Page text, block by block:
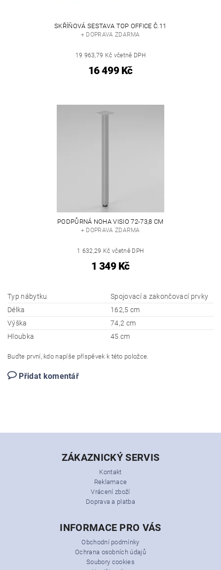
SKŘÍŇOVÁ SESTAVA TOP OFFICE Č.11
+ DOPRAVA ZDARMA
19 963,79 Kč včetně DPH
16 499 Kč
PODPŮRNÁ NOHA VISIO 72-73,8 CM
+ DOPRAVA ZDARMA
1 632,29 Kč včetně DPH
1 349 Kč
Typ nábytku
Spojovací a zakončovací prvky
Délka
162,5 cm
Výška
74,2 cm
Hloubka
45 cm
Buďte první, kdo napíše příspěvek k této položce.
Přidat komentář
ZÁKAZNICKÝ SERVIS
Kontakt
Reklamace
Vrácení zboží
Doprava a platba
INFORMACE PRO VÁS
Obchodní podmínky
Ochrana osobních údajů
Soubory cookies